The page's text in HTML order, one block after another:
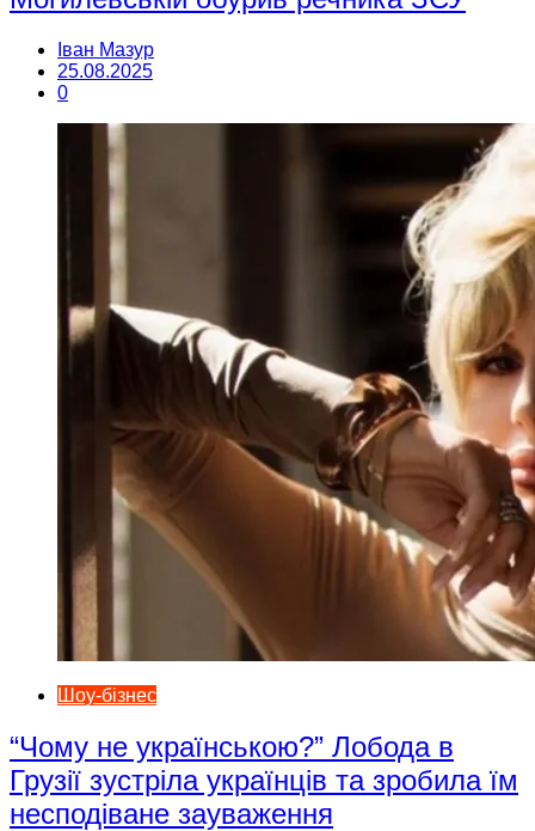
Іван Мазур
25.08.2025
0
Шоу-бізнес
“Чому не українською?” Лобода в
Грузії зустріла українців та зробила їм
несподіване зауваження